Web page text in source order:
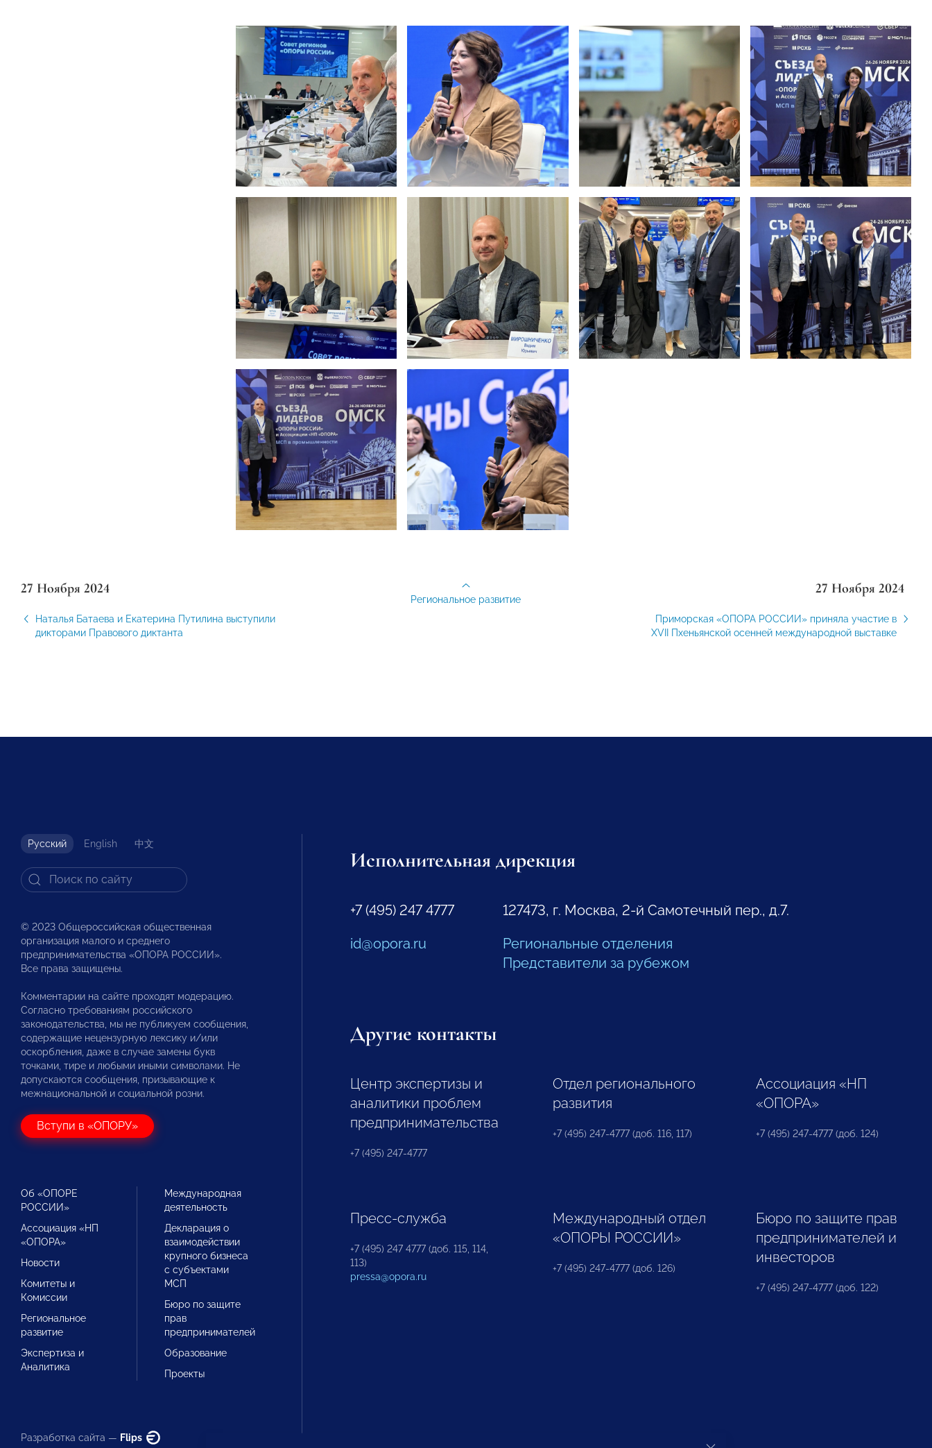
27 Ноября 2024
Наталья Батаева и Екатерина Путилина выступили
дикторами Правового диктанта
27 Ноября 2024
Приморская «ОПОРА РОССИИ» приняла участие в
XVII Пхеньянской осенней международной выставке
Региональное развитие
Русский English 中文
© 2023 Общероссийская общественная
организация малого и среднего
предпринимательства «ОПОРА РОССИИ».
Все права защищены.
Комментарии на сайте проходят модерацию.
Согласно требованиям российского
законодательства, мы не публикуем сообщения,
содержащие нецензурную лексику и/или
оскорбления, даже в случае замены букв
точками, тире и любыми иными символами. Не
допускаются сообщения, призывающие к
межнациональной и социальной розни.
Вступи в «ОПОРУ»
Об «ОПОРЕ
РОССИИ»
Ассоциация «НП
«ОПОРА»
Новости
Комитеты и
Комиссии
Региональное
развитие
Экспертиза и
Аналитика
Международная
деятельность
Декларация о
взаимодействии
крупного бизнеса
с субъектами
МСП
Бюро по защите
прав
предпринимателей
Образование
Проекты
Разработка сайта — Flips
Исполнительная дирекция
+7 (495) 247 4777
id@opora.ru
127473, г. Москва, 2-й Самотечный пер., д.7.
Региональные отделения
Представители за рубежом
Другие контакты
Центр экспертизы и
аналитики проблем
предпринимательства
+7 (495) 247-4777
Отдел регионального
развития
+7 (495) 247-4777 (доб. 116, 117)
Ассоциация «НП
«ОПОРА»
+7 (495) 247-4777 (доб. 124)
Пресс-служба
+7 (495) 247 4777 (доб. 115, 114,
113)
pressa@opora.ru
Международный отдел
«ОПОРЫ РОССИИ»
+7 (495) 247-4777 (доб. 126)
Бюро по защите прав
предпринимателей и
инвесторов
+7 (495) 247-4777 (доб. 122)